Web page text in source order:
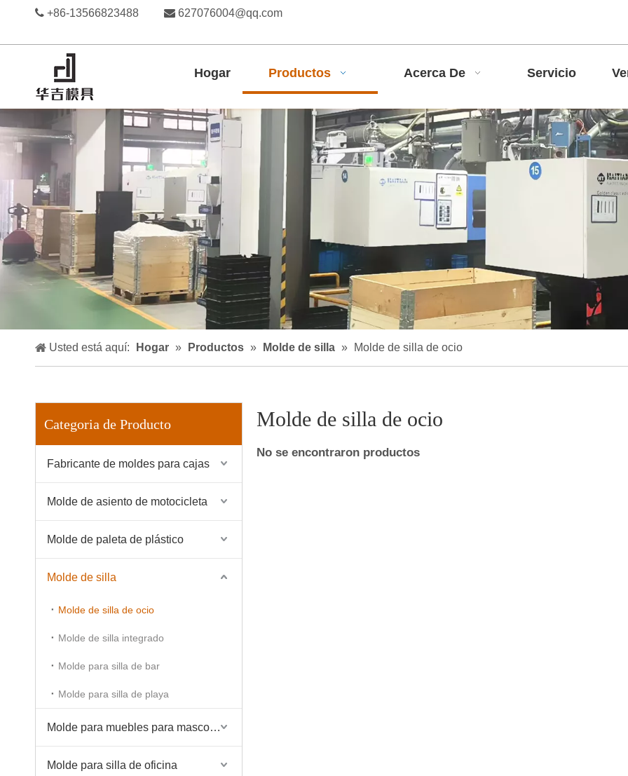
 +86-13566823488  627076004@qq.com
Hogar Productos Acerca De Servicio
Usted está aquí: Hogar » Productos » Molde de silla » Molde de silla de ocio
Categoria de Producto
Fabricante de moldes para cajas
Molde de asiento de motocicleta
Molde de paleta de plástico
Molde de silla
Molde de silla de ocio
Molde de silla integrado
Molde para silla de bar
Molde para silla de playa
Molde para muebles para mascotas
Molde para silla de oficina
Molde de silla de ocio
No se encontraron productos